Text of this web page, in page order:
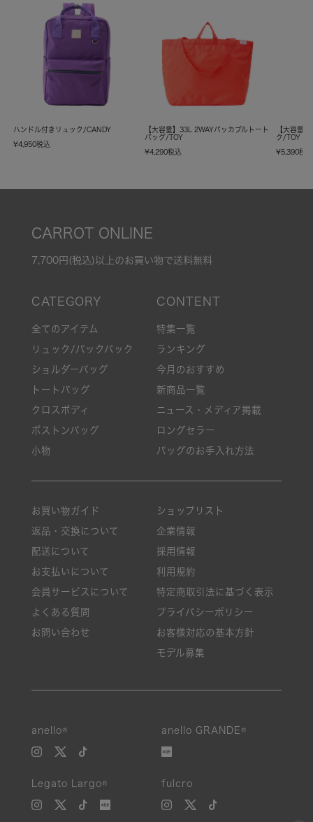
ハンドル付きリュック/CANDY
¥4,950税込
【大容量】33L 2WAYパッカブルトート
バッグ/TOY
¥4,290税込
【大容量
ク/TOY
¥5,390税込
CARROT ONLINE
7,700円(税込)以上のお買い物で送料無料
全てのアイテム
リュック/バックパック
ショルダーバッグ
トートバッグ
クロスボディ
ボストンバッグ
小物
特集一覧
ランキング
今月のおすすめ
新商品一覧
ニュース・メディア掲載
ロングセラー
バッグのお手入れ方法
お買い物ガイド
返品・交換について
配送について
お支払いについて
会員サービスについて
よくある質問
お問い合わせ
ショップリスト
企業情報
採用情報
利用規約
特定商取引法に基づく表示
プライバシーポリシー
お客様対応の基本方針
モデル募集
anello® anello GRANDE®
Legato Largo® fulcro